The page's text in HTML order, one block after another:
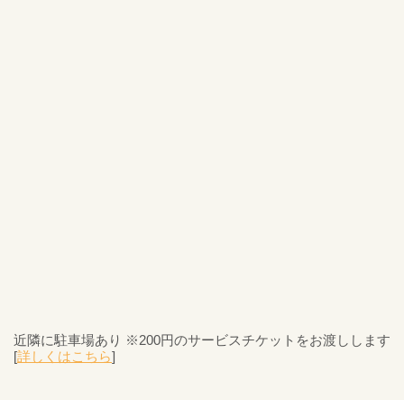
近隣に駐車場あり ※200円のサービスチケットをお渡しします
[詳しくはこちら]